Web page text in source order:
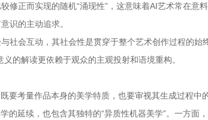
修正而实现的随机“涌现性”，这意味着AI艺术常在意
识的主动追求。
社会互动，其社会性是贯穿于整个艺术创作过程的始
的解读更依赖于观众的主观投射和语境重构。
要考量作品本身的美学特质，也要审视其生成过程中
的延续，也包含其独特的“异质性机器美学”。一方面